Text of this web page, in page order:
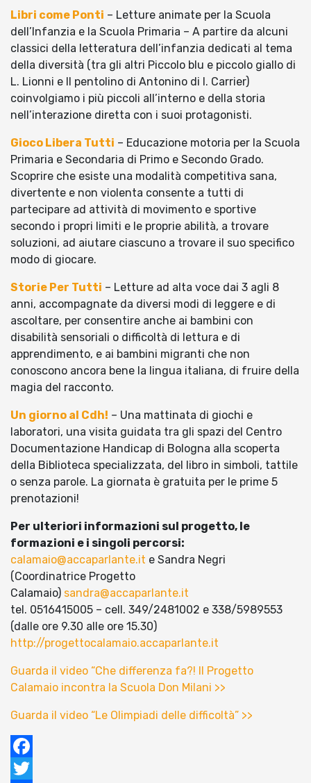
Libri come Ponti – Letture animate per la Scuola
dell’Infanzia e la Scuola Primaria – A partire da alcuni
classici della letteratura dell’infanzia dedicati al tema
della diversità (tra gli altri Piccolo blu e piccolo giallo di
L. Lionni e Il pentolino di Antonino di I. Carrier)
coinvolgiamo i più piccoli all’interno e della storia
nell’interazione diretta con i suoi protagonisti.
Gioco Libera Tutti – Educazione motoria per la Scuola
Primaria e Secondaria di Primo e Secondo Grado.
Scoprire che esiste una modalità competitiva sana,
divertente e non violenta consente a tutti di
partecipare ad attività di movimento e sportive
secondo i propri limiti e le proprie abilità, a trovare
soluzioni, ad aiutare ciascuno a trovare il suo specifico
modo di giocare.
Storie Per Tutti – Letture ad alta voce dai 3 agli 8
anni, accompagnate da diversi modi di leggere e di
ascoltare, per consentire anche ai bambini con
disabilità sensoriali o difficoltà di lettura e di
apprendimento, e ai bambini migranti che non
conoscono ancora bene la lingua italiana, di fruire della
magia del racconto.
Un giorno al Cdh! – Una mattinata di giochi e
laboratori, una visita guidata tra gli spazi del Centro
Documentazione Handicap di Bologna alla scoperta
della Biblioteca specializzata, del libro in simboli, tattile
o senza parole. La giornata è gratuita per le prime 5
prenotazioni!
Per ulteriori informazioni sul progetto, le
formazioni e i singoli percorsi:
calamaio@accaparlante.it e Sandra Negri
(Coordinatrice Progetto
Calamaio) sandra@accaparlante.it
tel. 0516415005 – cell. 349/2481002 e 338/5989553
(dalle ore 9.30 alle ore 15.30)
http://progettocalamaio.accaparlante.it
Guarda il video “Che differenza fa?! Il Progetto
Calamaio incontra la Scuola Don Milani >>
Guarda il video “Le Olimpiadi delle difficoltà” >>
Facebook